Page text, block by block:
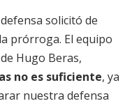
solicitó de
prórroga. El equipo
Hugo Beras,
no es suficiente, ya
nuestra defensa